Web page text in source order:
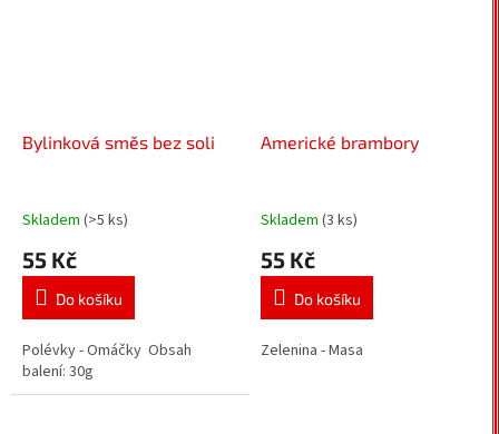
Bylinková směs bez soli
Skladem (>5 ks)
55 Kč
Do košíku
Polévky - Omáčky Obsah
balení: 30g
Americké brambory
Skladem (3 ks)
55 Kč
Do košíku
Zelenina - Masa